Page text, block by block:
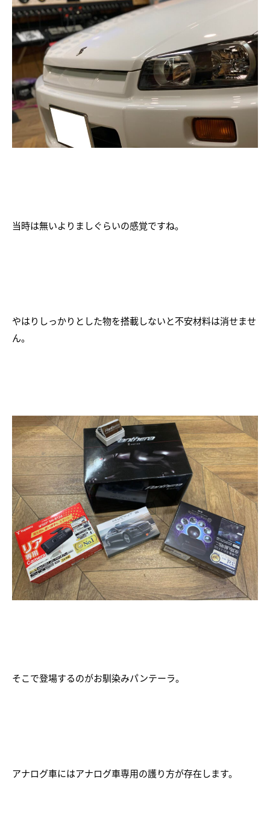
当時は無いよりましぐらいの感覚ですね。
やはりしっかりとした物を搭載しないと不安材料は消せませ
ん。
そこで登場するのがお馴染みパンテーラ。
アナログ車にはアナログ車専用の護り方が存在します。